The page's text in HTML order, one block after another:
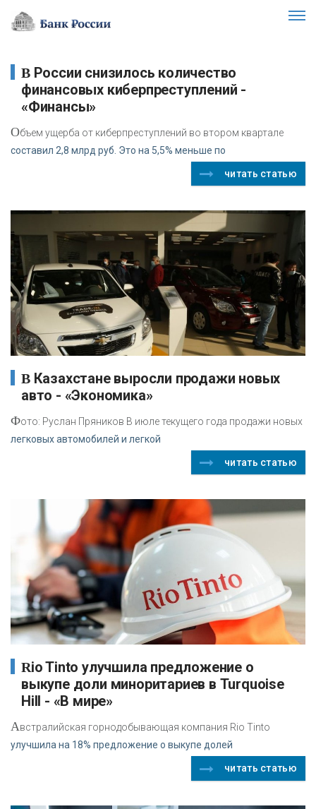
В России снизилось количество
финансовых киберпреступлений -
«Финансы»
Объем ущерба от киберпреступлений во втором квартале
составил 2,8 млрд руб. Это на 5,5% меньше по
читать статью
В Казахстане выросли продажи новых
авто - «Экономика»
Фото: Руслан Пряников В июле текущего года продажи новых
легковых автомобилей и легкой
читать статью
Rio Tinto улучшила предложение о
выкупе доли миноритариев в Turquoise
Hill - «В мире»
Австралийская горнодобывающая компания Rio Tinto
улучшила на 18% предложение о выкупе долей
читать статью